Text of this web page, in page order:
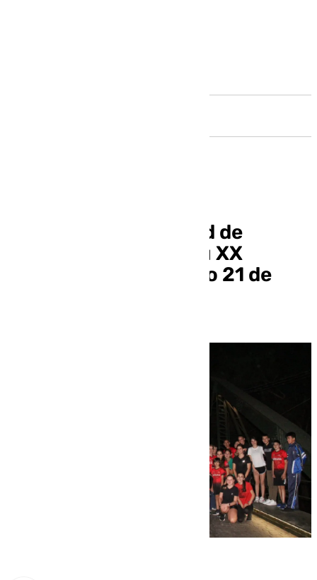
La Carrera de Navidad de
Cártama celebrará su XX
aniversario el próximo 21 de